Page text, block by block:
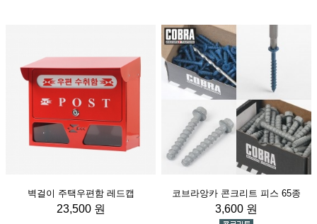
벽걸이 주택우편함 레드캡
23,500 원
코브라앙카 콘크리트 피스 65종
3,600 원